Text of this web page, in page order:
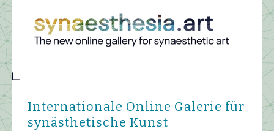
Internationale Online Galerie für
synästhetische Kunst